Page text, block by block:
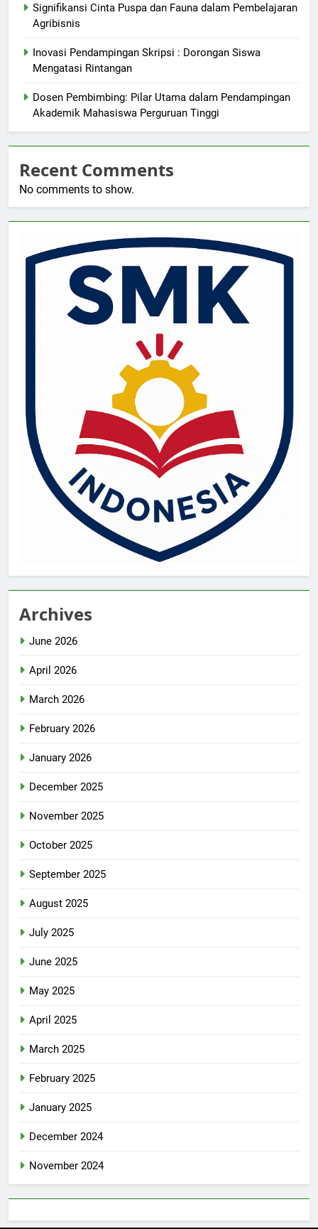
Signifikansi Cinta Puspa dan Fauna dalam Pembelajaran
Agribisnis
Inovasi Pendampingan Skripsi : Dorongan Siswa
Mengatasi Rintangan
Dosen Pembimbing: Pilar Utama dalam Pendampingan
Akademik Mahasiswa Perguruan Tinggi
Recent Comments
No comments to show.
Archives
June 2026
April 2026
March 2026
February 2026
January 2026
December 2025
November 2025
October 2025
September 2025
August 2025
July 2025
June 2025
May 2025
April 2025
March 2025
February 2025
January 2025
December 2024
November 2024